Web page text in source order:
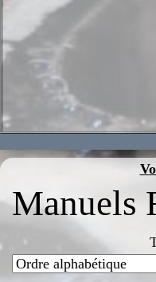
Manuels